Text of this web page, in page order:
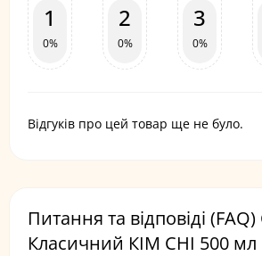
1
0%
2
0%
3
0%
Відгуків про цей товар ще не було.
Питання та відповіді
Класичний КІМ СНІ 500 мл